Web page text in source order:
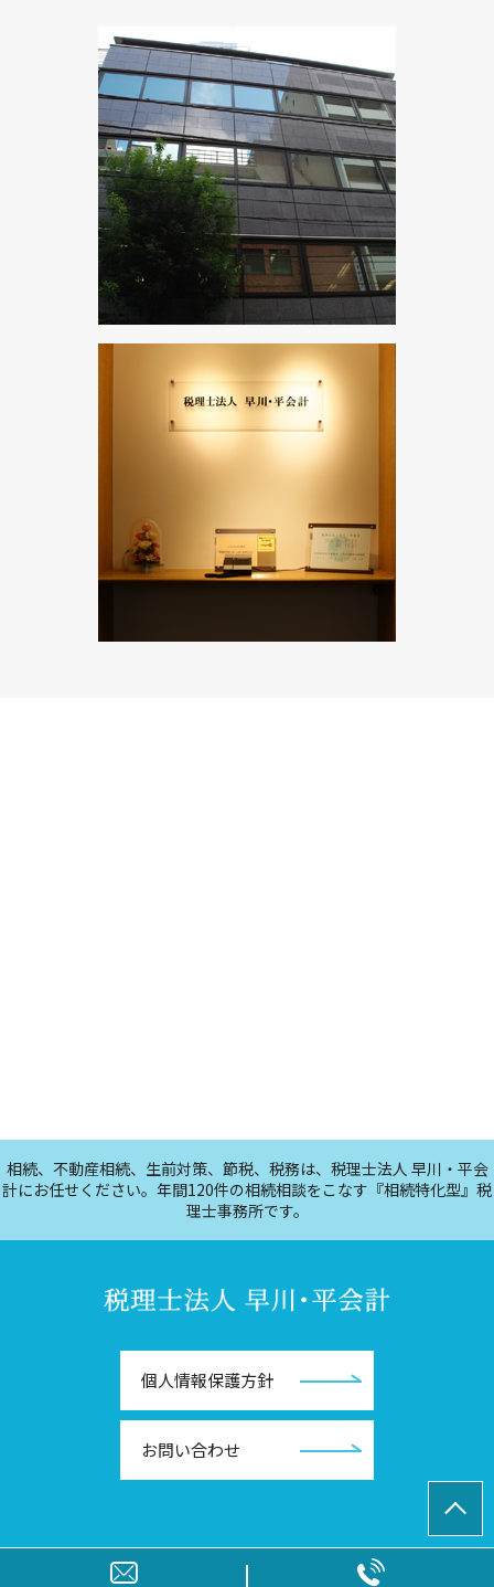
相続、不動産相続、生前対策、節税、税務は、税理士法人 早川・平会
計にお任せください。年間120件の相続相談をこなす『相続特化型』税
理士事務所です。
個人情報保護方針
お問い合わせ
© 税理士法人早川・平会計